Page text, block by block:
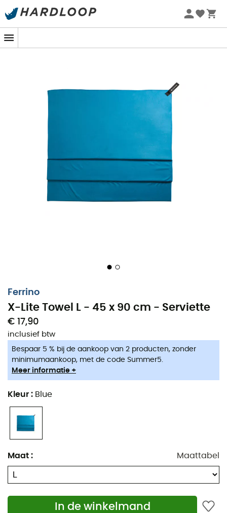
Zomeraanbiedingen 🔥 -5% EXTRA vanaf 2 producten* met
Ferrino
X-Lite Towel L - 45 x 90 cm - Serviette
€ 17,90
inclusief btw
Bespaar 5 % bij de aankoop van 2 producten, zonder
minimumaankoop, met de code Summer5.
Meer informatie +
Kleur : Blue
Maat : Maattabel
In de winkelmand
De voorbereidingen voor het grote vertrek zijn altijd
Deoptimale afmeting van 45 x 90 cmmaakt het
avonturen of sportieve activiteiten. We waarderen de